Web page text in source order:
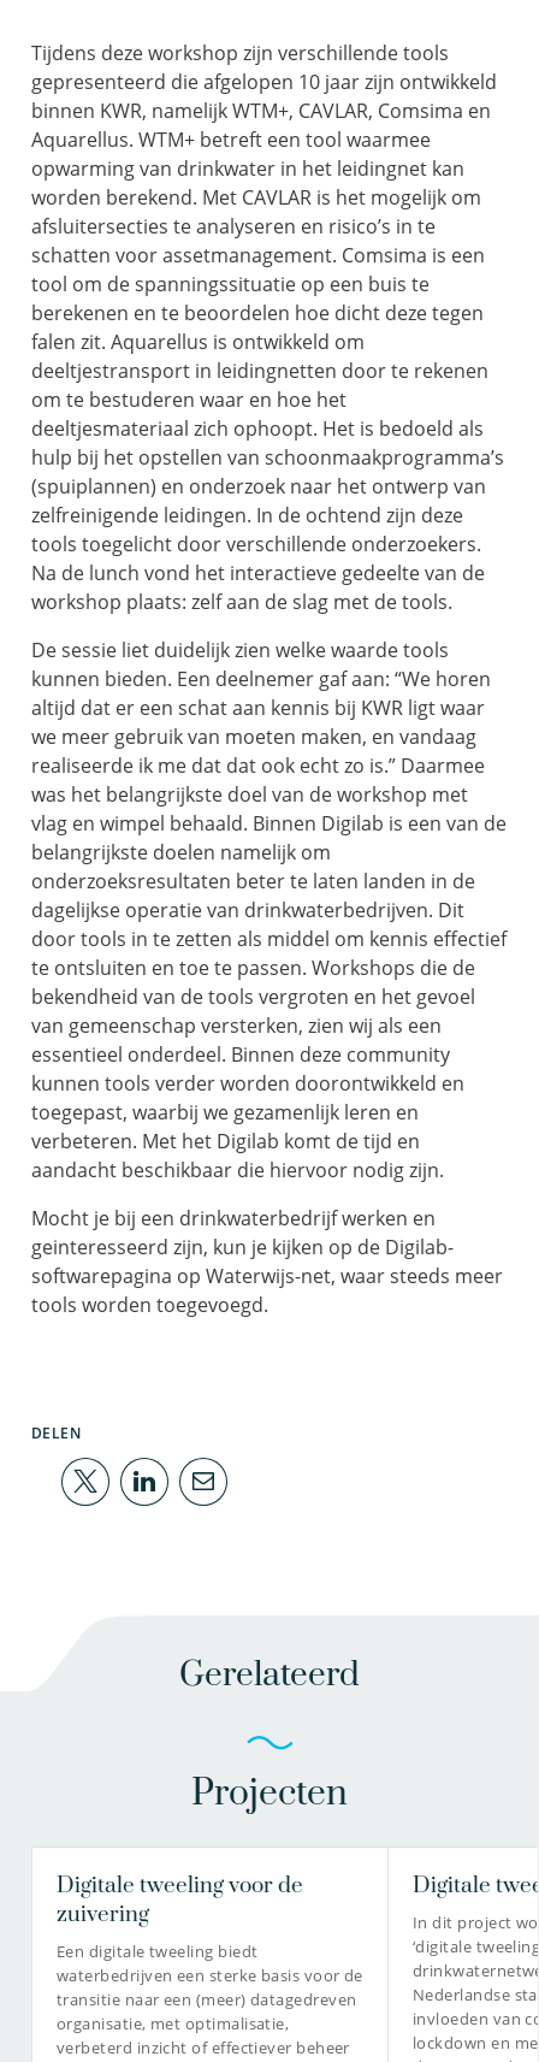
Tijdens deze workshop zijn verschillende tools
gepresenteerd die afgelopen 10 jaar zijn ontwikkeld
binnen KWR, namelijk WTM+, CAVLAR, Comsima en
Aquarellus. WTM+ betreft een tool waarmee
opwarming van drinkwater in het leidingnet kan
worden berekend. Met CAVLAR is het mogelijk om
afsluitersecties te analyseren en risico’s in te
schatten voor assetmanagement. Comsima is een
tool om de spanningssituatie op een buis te
berekenen en te beoordelen hoe dicht deze tegen
falen zit. Aquarellus is ontwikkeld om
deeltjestransport in leidingnetten door te rekenen
om te bestuderen waar en hoe het
deeltjesmateriaal zich ophoopt. Het is bedoeld als
hulp bij het opstellen van schoonmaakprogramma’s
(spuiplannen) en onderzoek naar het ontwerp van
zelfreinigende leidingen. In de ochtend zijn deze
tools toegelicht door verschillende onderzoekers.
Na de lunch vond het interactieve gedeelte van de
workshop plaats: zelf aan de slag met de tools.
De sessie liet duidelijk zien welke waarde tools
kunnen bieden. Een deelnemer gaf aan: “We horen
altijd dat er een schat aan kennis bij KWR ligt waar
we meer gebruik van moeten maken, en vandaag
realiseerde ik me dat dat ook echt zo is.” Daarmee
was het belangrijkste doel van de workshop met
vlag en wimpel behaald. Binnen Digilab is een van de
belangrijkste doelen namelijk om
onderzoeksresultaten beter te laten landen in de
dagelijkse operatie van drinkwaterbedrijven. Dit
door tools in te zetten als middel om kennis effectief
te ontsluiten en toe te passen. Workshops die de
bekendheid van de tools vergroten en het gevoel
van gemeenschap versterken, zien wij als een
essentieel onderdeel. Binnen deze community
kunnen tools verder worden doorontwikkeld en
toegepast, waarbij we gezamenlijk leren en
verbeteren. Met het Digilab komt de tijd en
aandacht beschikbaar die hiervoor nodig zijn.
Mocht je bij een drinkwaterbedrijf werken en
geinteresseerd zijn, kun je kijken op de Digilab-
softwarepagina op Waterwijs-net, waar steeds meer
tools worden toegevoegd.
DELEN
Gerelateerd
Projecten
Digitale tweeling voor de
zuivering
Een digitale tweeling biedt
waterbedrijven een sterke basis voor de
transitie naar een (meer) datagedreven
organisatie, met optimalisatie,
verbeterd inzicht of effectiever beheer
Digitale
In dit project
‘digitale
Nederlandse
invloeden van
lockdown en